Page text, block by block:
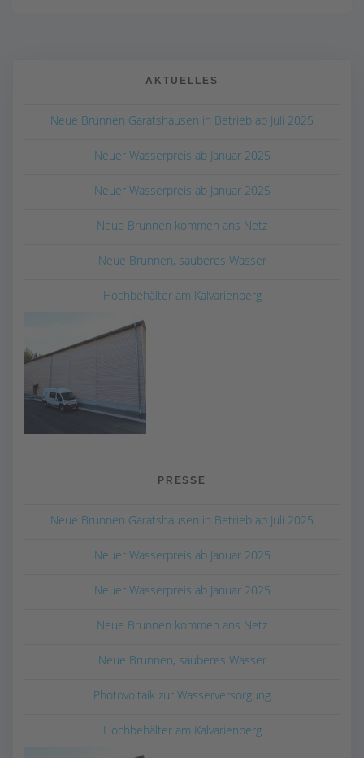
AKTUELLES
Neue Brunnen Garatshausen in Betrieb ab Juli 2025
Neuer Wasserpreis ab Januar 2025
Neuer Wasserpreis ab Januar 2025
Neue Brunnen kommen ans Netz
Neue Brunnen, sauberes Wasser
Hochbehälter am Kalvarienberg
PRESSE
Neue Brunnen Garatshausen in Betrieb ab Juli 2025
Neuer Wasserpreis ab Januar 2025
Neuer Wasserpreis ab Januar 2025
Neue Brunnen kommen ans Netz
Neue Brunnen, sauberes Wasser
Photovoltaik zur Wasserversorgung
Hochbehälter am Kalvarienberg